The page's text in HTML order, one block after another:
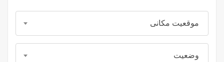
موقعیت مکانی
وضعیت